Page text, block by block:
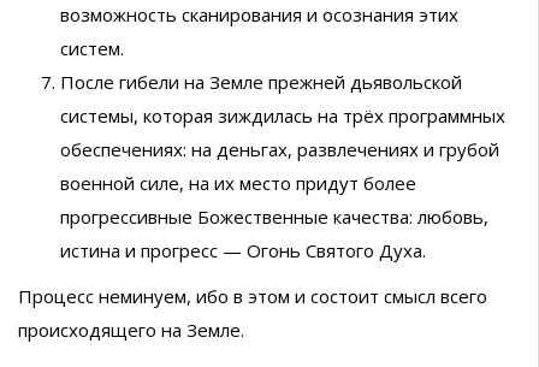
возможность сканирования и осознания этих
систем.
После гибели на Земле прежней дьявольской
системы, которая зиждилась на трёх программных
обеспечениях: на деньгах, развлечениях и грубой
военной силе, на их место придут более
прогрессивные Божественные качества: любовь,
истина и прогресс — Огонь Святого Духа.
Процесс неминуем, ибо в этом и состоит смысл всего
происходящего на Земле.